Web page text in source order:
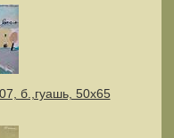
б.,гуашь, 50х65